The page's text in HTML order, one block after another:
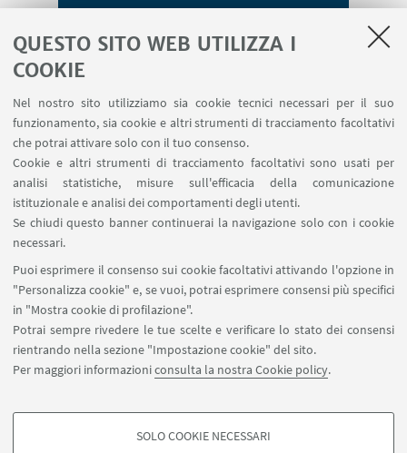
QUESTO SITO WEB UTILIZZA I
COOKIE
Nel nostro sito utilizziamo sia cookie tecnici necessari per il suo
funzionamento, sia cookie e altri strumenti di tracciamento facoltativi
che potrai attivare solo con il tuo consenso.
Cookie e altri strumenti di tracciamento facoltativi sono usati per
analisi statistiche, misure sull'efficacia della comunicazione
istituzionale e analisi dei comportamenti degli utenti.
Se chiudi questo banner continuerai la navigazione solo con i cookie
necessari.
Puoi esprimere il consenso sui cookie facoltativi attivando l'opzione in
"Personalizza cookie" e, se vuoi, potrai esprimere consensi più specifici
in "Mostra cookie di profilazione".
Potrai sempre rivedere le tue scelte e verificare lo stato dei consensi
rientrando nella sezione "Impostazione cookie" del sito.
Per maggiori informazioniconsulta la nostra Cookie policy.
SOLO COOKIE NECESSARI
Docenti
Seguici su: